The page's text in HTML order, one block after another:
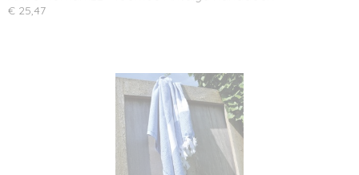
€ 25,47